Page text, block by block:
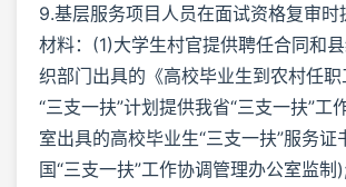
9.基层服务项目人员在面试资格复审时
材料：(1)大学生村官提供聘任合同和
织部门出具的《高校毕业生到农村任
“三支一扶”计划提供我省“三支一扶”工
室出具的高校毕业生“三支一扶”服务证
国“三支一扶”工作协调管理办公室监制